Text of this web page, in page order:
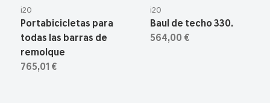
i20
Portabicicletas para
todas las barras de
remolque
765,01 €
i20
Baul de techo 330.
564,00 €